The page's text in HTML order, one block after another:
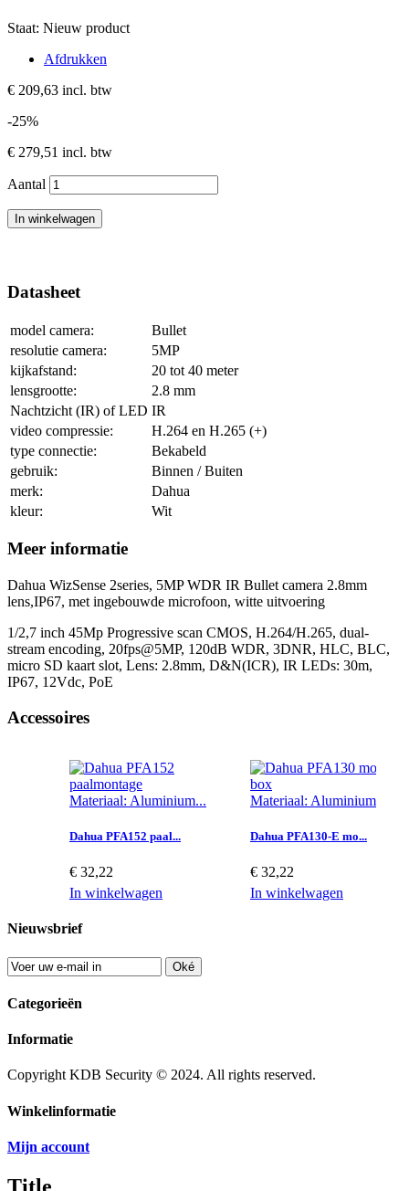
Staat: Nieuw product
Afdrukken
€ 209,63 incl. btw
-25%
€ 279,51 incl. btw
Aantal
In winkelwagen
Datasheet
model camera:
Bullet
resolutie camera:
5MP
kijkafstand:
20 tot 40 meter
lensgrootte:
2.8 mm
Nachtzicht (IR) of LED IR
video compressie:
H.264 en H.265 (+)
type connectie:
Bekabeld
gebruik:
Binnen / Buiten
merk:
Dahua
kleur:
Wit
Meer informatie
Dahua WizSense 2series, 5MP WDR IR Bullet camera 2.8mm
lens,IP67, met ingebouwde microfoon, witte uitvoering
1/2,7 inch 45Mp Progressive scan CMOS, H.264/H.265, dual-
stream encoding, 20fps@5MP, 120dB WDR, 3DNR, HLC, BLC,
micro SD kaart slot, Lens: 2.8mm, D&N(ICR), IR LEDs: 30m,
IP67, 12Vdc, PoE
Accessoires
Materiaal: Aluminium...
Dahua PFA152 paal...
€ 32,22
In winkelwagen
Materiaal: Aluminium...
Dahua PFA130-E mo...
€ 32,22
In winkelwagen
Nieuwsbrief
Oké
Categorieën
Informatie
Copyright KDB Security © 2024. All rights reserved.
Winkelinformatie
Mijn account